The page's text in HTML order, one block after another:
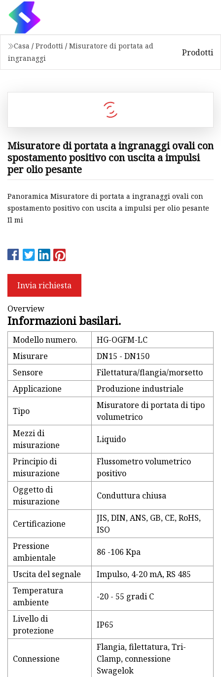
Casa / Prodotti / Misuratore di portata ad
ingranaggi
Prodotti
Misuratore di portata a ingranaggi ovali con
spostamento positivo con uscita a impulsi
per olio pesante
Panoramica Misuratore di portata a ingranaggi ovali con
spostamento positivo con uscita a impulsi per olio pesante
Il mi
Invia richiesta
Overview
Informazioni basilari.
Modello numero.
HG-OGFM-LC
Misurare
DN15 - DN150
Sensore
Filettatura/flangia/morsetto
Applicazione
Produzione industriale
Tipo
Misuratore di portata di tipo
volumetrico
Mezzi di
misurazione
Liquido
Principio di
misurazione
Flussometro volumetrico
positivo
Oggetto di
misurazione
Conduttura chiusa
Certificazione
JIS, DIN, ANS, GB, CE, RoHS,
ISO
Pressione
ambientale
86 -106 Kpa
Uscita del segnale
Impulso, 4-20 mA, RS 485
Temperatura
ambiente
-20 - 55 gradi C
Livello di
protezione
IP65
Connessione
Flangia, filettatura, Tri-
Clamp, connessione
Swagelok